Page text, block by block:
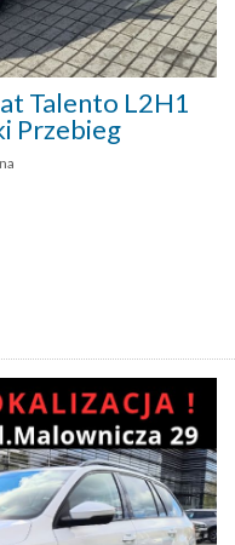
Talento L2H1
Przebieg